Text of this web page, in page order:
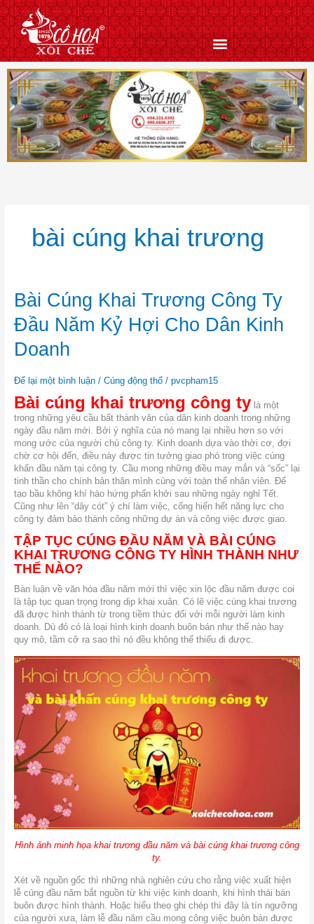
Nhảy
tới
nội
dung
bài cúng khai trương
Bài Cúng Khai Trương Công Ty
Đầu Năm Kỷ Hợi Cho Dân Kinh
Doanh
Để lại một bình luận / Cúng động thổ/ pvcpham15
Bài cúng khai trương công ty là một
trong những yêu cầu bất thành văn của dân kinh doanh trong những
ngày đầu năm mới. Bởi ý nghĩa của nó mang lại nhiều hơn so với
mong ước của người chủ công ty. Kinh doanh dựa vào thời cơ, đợi
chờ cơ hội đến, điều này được tin tưởng giao phó trong việc cúng
khấn đầu năm tại công ty. Cầu mong những điều may mắn và “sốc” lại
tinh thần cho chính bản thân mình cùng với toàn thể nhân viên. Để
tạo bầu không khí hào hứng phấn khởi sau những ngày nghỉ Tết.
Cũng như lên “dây cót” ý chí làm việc, cống hiến hết năng lực cho
công ty đảm bảo thành công những dự án và công việc được giao.
TẬP TỤC CÚNG ĐẦU NĂM VÀ BÀI CÚNG
KHAI TRƯƠNG CÔNG TY HÌNH THÀNH NHƯ
THẾ NÀO?
Bàn luận về văn hóa đầu năm mới thì việc xin lộc đầu năm được coi
là tập tục quan trọng trong dịp khai xuân. Có lẽ việc cúng khai trương
đã được hình thành từ trong tiềm thức đối với mỗi người làm kinh
doanh. Dù đó có là loại hình kinh doanh buôn bán như thế nào hay
quy mô, tầm cỡ ra sao thì nó đều không thể thiếu đi được.
Hình ảnh minh họa khai trương đầu năm và bài cúng khai trương công
ty.
Xét về nguồn gốc thì những nhà nghiên cứu cho rằng việc xuất hiện
lễ cúng đầu năm bắt nguồn từ khi việc kinh doanh, khi hình thái bán
buôn được hình thành. Hoặc hiểu theo ghi chép thì đây là tín ngưỡng
của người xưa, làm lễ đầu năm cầu mong công việc buôn bán được
Bài
Cúng
Khai
Trương
Công
Ty
Năm
Hợi
Cho
Dân
Kinh
Doanh